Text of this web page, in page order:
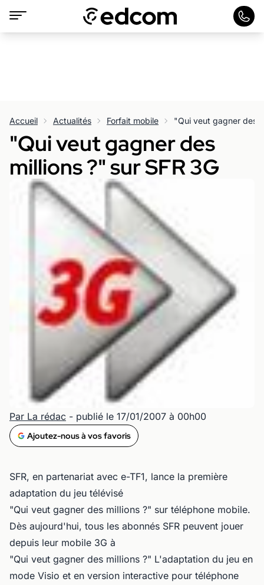
Accueil Actualités Forfait mobile "Qui veut gagner des
"Qui veut gagner des
millions ?" sur SFR 3G
Par La rédac - publié le 17/01/2007 à 00h00
Ajoutez-nous à vos favoris
SFR, en partenariat avec e-TF1, lance la première
adaptation du jeu télévisé
"Qui veut gagner des millions ?" sur téléphone mobile.
Dès aujourd'hui, tous les abonnés SFR peuvent jouer
depuis leur mobile 3G à
"Qui veut gagner des millions ?" L'adaptation du jeu en
mode Visio et en version interactive pour téléphone